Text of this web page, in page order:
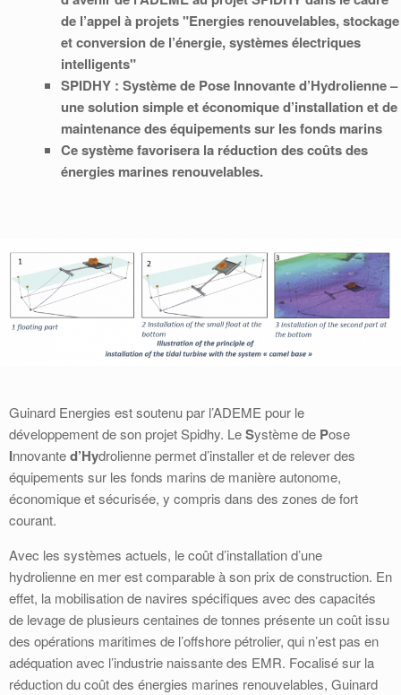
de l’appel à projets "Energies renouvelables, stockage
et conversion de l’énergie, systèmes électriques
intelligents"
SPIDHY : Système de Pose Innovante d’Hydrolienne –
une solution simple et économique d’installation et de
maintenance des équipements sur les fonds marins
Ce système favorisera la réduction des coûts des
énergies marines renouvelables.
Guinard Energies est soutenu par l’ADEME pour le
développement de son projet Spidhy. LeSystème de Pose
Innovanted’Hydrolienne permet d’installer et de relever des
équipements sur les fonds marins de manière autonome,
économique et sécurisée, y compris dans des zones de fort
courant.
Avec les systèmes actuels, le coût d’installation d’une
hydrolienne en mer est comparable à son prix de construction. En
effet, la mobilisation de navires spécifiques avec des capacités
de levage de plusieurs centaines de tonnes présente un coût issu
des opérations maritimes de l’offshore pétrolier, qui n’est pas en
adéquation avec l’industrie naissante des EMR. Focalisé sur la
réduction du coût des énergies marines renouvelables, Guinard